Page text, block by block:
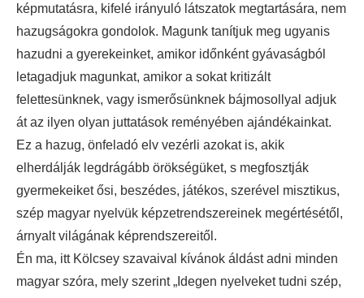
képmutatásra, kifelé irányuló látszatok megtartására, nem
hazugságokra gondolok. Magunk tanítjuk meg ugyanis
hazudni a gyerekeinket, amikor időnként gyávaságból
letagadjuk magunkat, amikor a sokat kritizált
felettesünknek, vagy ismerősünknek bájmosollyal adjuk
át az ilyen olyan juttatások reményében ajándékainkat.
Ez a hazug, önfeladó elv vezérli azokat is, akik
elherdálják legdrágább örökségüket, s megfosztják
gyermekeiket ősi, beszédes, játékos, szerével misztikus,
szép magyar nyelvük képzetrendszereinek megértésétől,
árnyalt világának képrendszereitől.
Én ma, itt Kölcsey szavaival kívánok áldást adni minden
magyar szóra, mely szerint „Idegen nyelveket tudni szép,